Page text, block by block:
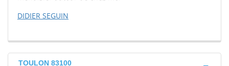
DIDIER SEGUIN
TOULON 83100